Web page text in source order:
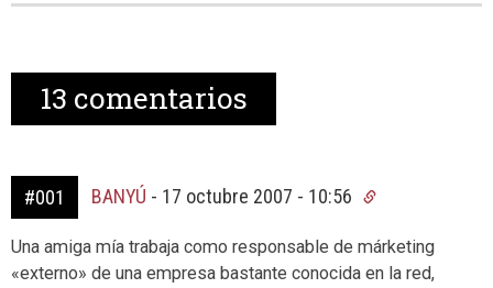
13 comentarios
#001 BANYÚ - 17 octubre 2007 - 10:56
Una amiga mía trabaja como responsable de márketing
«externo» de una empresa bastante conocida en la red,